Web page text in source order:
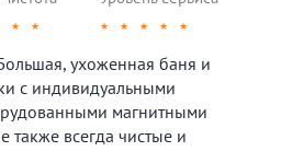
★ ★ ★ ★ ★ ★ ★
ухоженная баня и
с индивидуальными
магнитными
всегда чистые и